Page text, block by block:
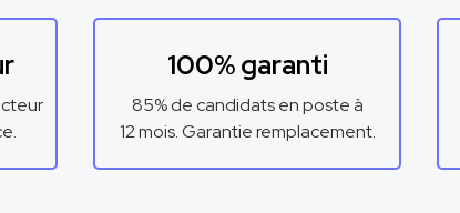
100% garanti
85% de candidats en poste à
12 mois. Garantie remplacement.